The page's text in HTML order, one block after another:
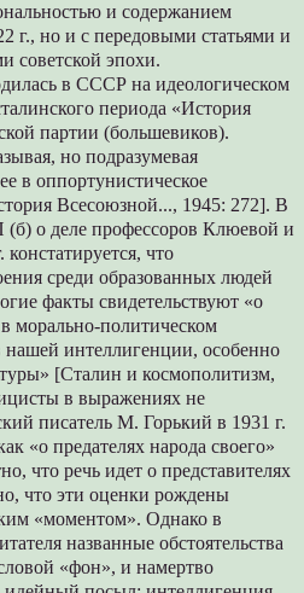
и содержанием
г., но и с передовыми статьями и
советской эпохи.
в СССР на идеологическом
периода «История
партии (большевиков).
но подразумевая
в оппортунистическое
Всесоюзной..., 1945: 272]. В
о деле профессоров Клюевой и
что
среди образованных людей
факты свидетельствуют «о
морально-политическом
нашей интеллигенции, особенно
[Сталин и космополитизм,
в выражениях не
писатель М. Горький в 1931 г.
«о предателях народа своего»
что речь идет о представителях
что эти оценки рождены
«моментом». Однако в
названные обстоятельства
«фон», и намертво